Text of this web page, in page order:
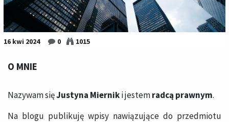
16 kwi 2024 0 1015
O MNIE
Nazywam sięJustyna Mierniki jestemradcą prawnym.
Na blogu publikuję wpisy nawiązujące do przedmiotu